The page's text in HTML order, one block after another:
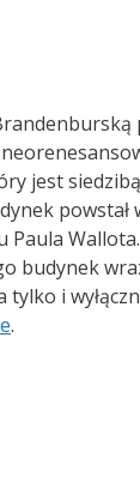
jest
powstał
Paula
budynek
tylko i
.